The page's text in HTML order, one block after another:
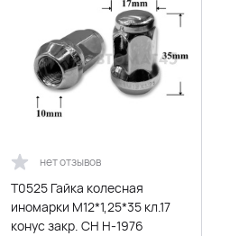
нет отзывов
T0525 Гайка колесная
иномарки М12*1,25*35 кл.17
конус закр. CH H-1976